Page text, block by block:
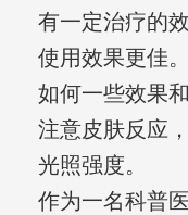
有一定治疗的
使用效果更佳。
如何一些效果
注意皮肤反应
光照强度。
作为一名科普